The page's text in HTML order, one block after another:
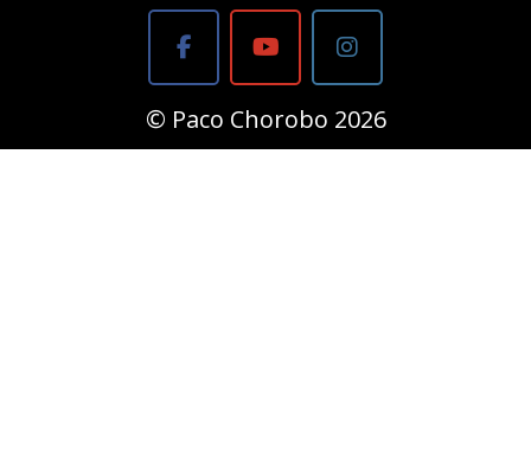
© Paco Chorobo 2026